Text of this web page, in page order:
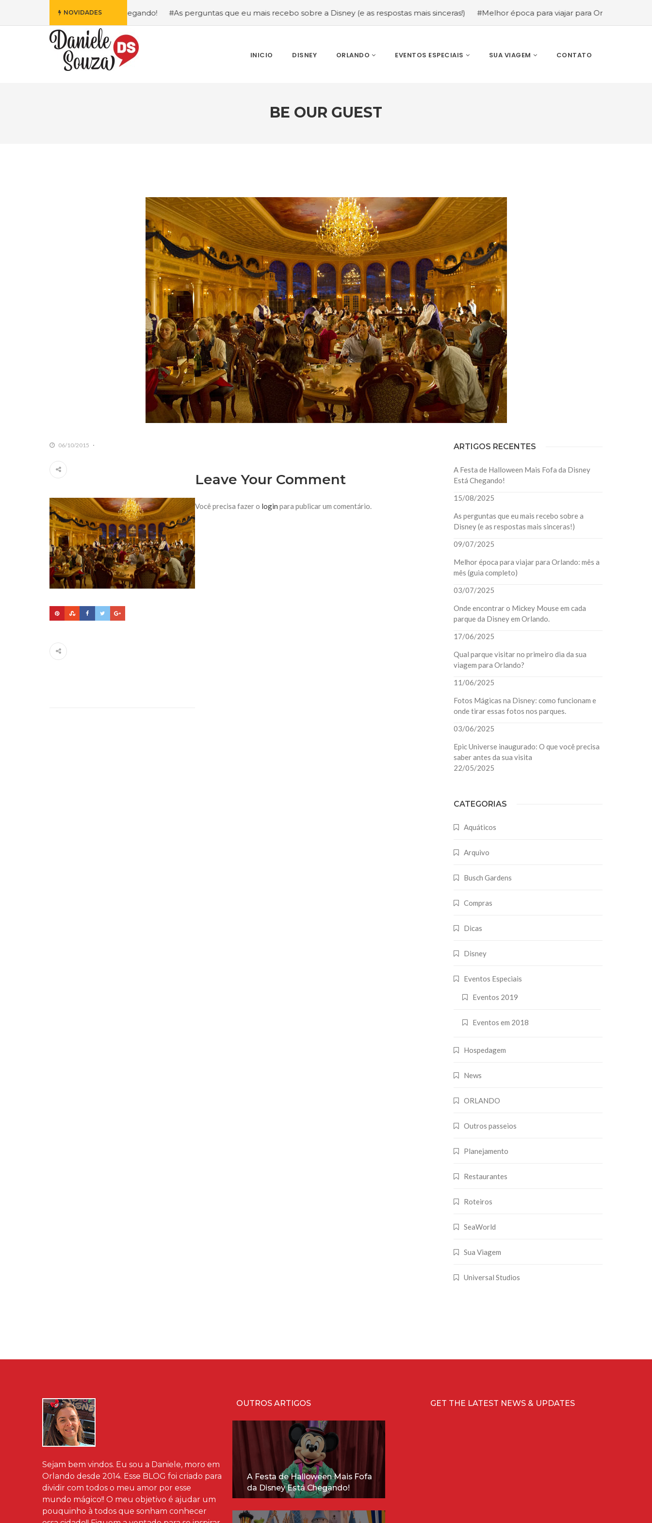
NOVIDADES
da Disney Está Chegando! #As perguntas que eu mais recebo sobre a Disney (e as respostas mais sinceras!) #Melhor época para viajar para Orlando: mês a mês
INICIO DISNEY ORLANDO EVENTOS ESPECIAIS SUA VIAGEM CONTATO
BE OUR GUEST
06/10/2015
Leave Your Comment
Você precisa fazer o login para publicar um comentário.
ARTIGOS RECENTES
A Festa de Halloween Mais Fofa da Disney
Está Chegando!
15/08/2025
As perguntas que eu mais recebo sobre a
Disney (e as respostas mais sinceras!)
09/07/2025
Melhor época para viajar para Orlando: mês a
mês (guia completo)
03/07/2025
Onde encontrar o Mickey Mouse em cada
parque da Disney em Orlando.
17/06/2025
Qual parque visitar no primeiro dia da sua
viagem para Orlando?
11/06/2025
Fotos Mágicas na Disney: como funcionam e
onde tirar essas fotos nos parques.
03/06/2025
Epic Universe inaugurado: O que você precisa
saber antes da sua visita
22/05/2025
CATEGORIAS
Aquáticos
Arquivo
Busch Gardens
Compras
Dicas
Disney
Eventos Especiais
Eventos 2019
Eventos em 2018
Hospedagem
News
ORLANDO
Outros passeios
Planejamento
Restaurantes
Roteiros
SeaWorld
Sua Viagem
Universal Studios
Sejam bem vindos. Eu sou a Daniele, moro em
Orlando desde 2014. Esse BLOG foi criado para
dividir com todos o meu amor por esse
mundo mágico!! O meu objetivo é ajudar um
pouquinho à todos que sonham conhecer
OUTROS ARTIGOS
A Festa de Halloween Mais Fofa
da Disney Está Chegando!
GET THE LATEST NEWS & UPDATES